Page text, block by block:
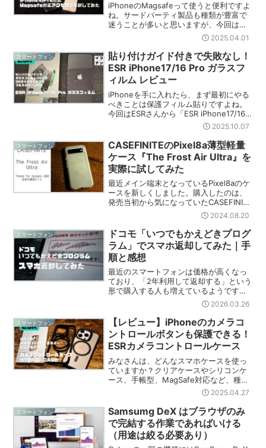
iPhoneのMagsafeって使うと便利ですよ
ね。サードパーティ製品も種類が豊富で
迷うことが多いと思いますが、今回は
Magsafeの吸着力が強力で話題のESR製
品を紹介していきたいと思います。こち
らの記事で紹介している商品は、ESRア
ンバ...
2025.04.01
スマートフォン
貼り付けガイド付きで失敗なし！
ESR iPhone17/16 Pro ガラスフ
ィルム レビュー
iPhoneを手に入れたら、まず最初にやる
べきことは保護フィルム貼りですよね。
今回はESRさんから「ESR iPhone17/16
Pro ガラス保護フィルム」を提供いただ
いたので、早速レビューしていきます。
こちらの記事で紹介している商品は...
2025.10.07
スマートフォン
CASEFINITEのPixel8a薄型軽量
ケース『The Frost Air Ultra』を
実際に試してみた
最近メイン端末となっているPixel8aのケ
ースを新しくしました。購入したのは、
発売当初から気になっていたCASEFINITE
の「The Frost Air Ultra」。しばらく使
ってみたので、レビューしていきたいと
思います。外観パッケー...
2024.08.20
スマートフォン
ドコモ「いつでもかえどきプログ
ラム」でスマホ返却してみた｜手
順と感想
最近のスマートフォンは価格が高くなっ
ており、「2年利用して返却する」という
形で購入する人も増えているようです。
ちょうど2年ほど前にPixel8aをドコモの
「いつでもかえどきプログラム」で契約
していましたので、その返却の手順など
書いていこうと...
2026.03.26
スマートフォン
【レビュー】iPhoneのカメラコ
ントロールボタンも保護できる！
ESRカメラコントロールケース
みなさんは、どんなスマホケースを使っ
ていますか？クリアケースやシリコンケ
ース、手帳型、MagSafe対応など、種類
もデザインも本当にさまざま。どれを選
べばいいか迷ってしまいますよね。今回
は、ESRから新しく登場した「iPhone 16
Pr...
2025.04.27
スマートフォン
Samsumg DeX はブラウザのみ
で完結する作業であればいける
（用途は絞る必要あり）